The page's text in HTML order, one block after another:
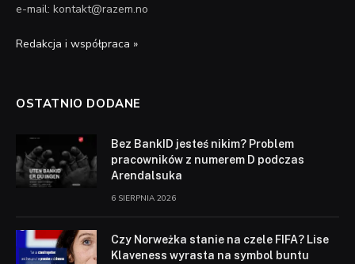
e-mail: kontakt@razem.no
Redakcja i współpraca »
OSTATNIO DODANE
Bez BankID jesteś nikim? Problem
pracowników z numerem D podczas
Arendalsuka
6 SIERPNIA 2026
Czy Norweżka stanie na czele FIFA? Lise
Klaveness wyrasta na symbol buntu